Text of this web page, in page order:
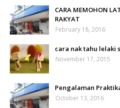
CARA MEMOHON
RAKYAT
February 18, 2016
cara nak tahu lelaki
November 17, 2015
Pengalaman
October 13, 2016